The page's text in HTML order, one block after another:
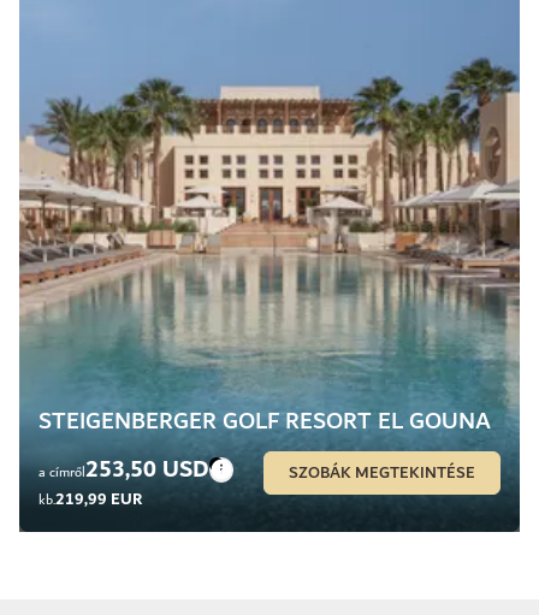
STEIGENBERGER GOLF RESORT EL GOUNA
a címről253,50 USD
kb.219,99 EUR
SZOBÁK MEGTEKINTÉSE